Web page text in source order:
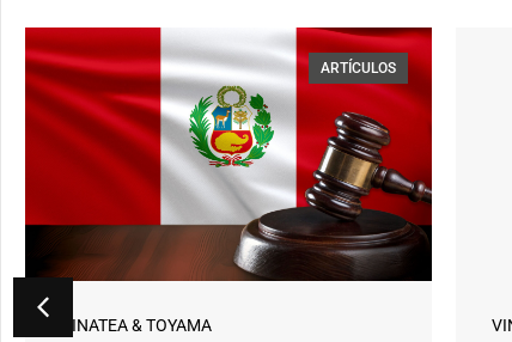
ARTÍCULOS
VINATEA & TOYAMA